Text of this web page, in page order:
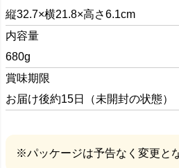
縦32.7×横21.8×高さ6.1cm
内容量
680g
賞味期限
お届け後約15日（未開封の状態）
※パッケージは予告なく変更と